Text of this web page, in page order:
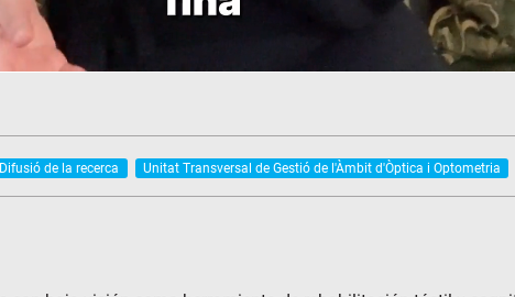
Difusió de la recerca Unitat Transversal de Gestió de l'Àmbit d'Òptica i Optometria